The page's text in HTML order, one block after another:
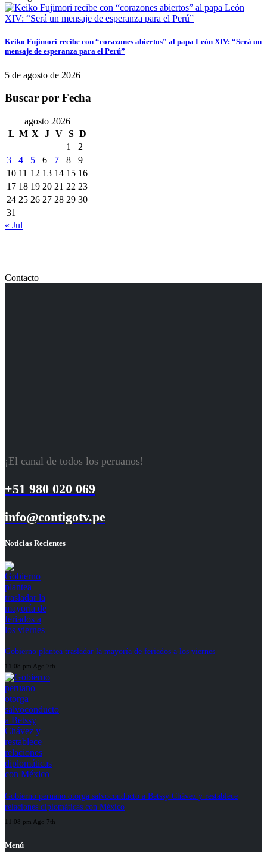
Keiko Fujimori recibe con “corazones abiertos” al papa León XIV: “Será un
mensaje de esperanza para el Perú”
5 de agosto de 2026
Buscar por Fecha
agosto 2026
L M X J V S D
1
2
3
4 5 6 7 8
9
10 11 12 13 14 15 16
17 18 19 20 21 22 23
24 25 26 27 28 29 30
31
« Jul
Contacto
¡El canal de todos los peruanos!
+51 980 020 069
info@contigotv.pe
Noticias Recientes
Gobierno plantea trasladar la mayoría de feriados a los viernes
11:08 pm Ago 7th
Gobierno peruano otorga salvoconducto a Betssy Chávez y restablece
relaciones diplomáticas con México
11:08 pm Ago 7th
Menú